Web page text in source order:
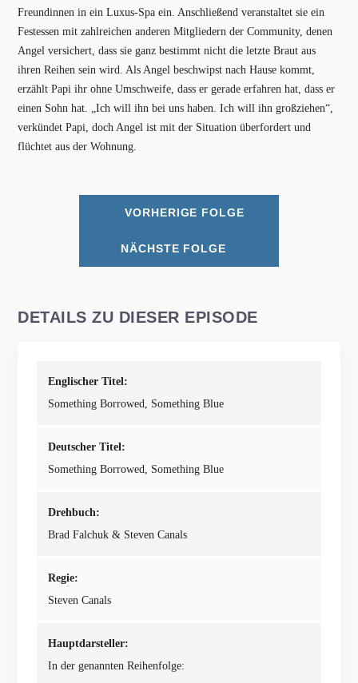
Freundinnen in ein Luxus-Spa ein. Anschließend veranstaltet sie ein
Festessen mit zahlreichen anderen Mitgliedern der Community, denen
Angel versichert, dass sie ganz bestimmt nicht die letzte Braut aus
ihren Reihen sein wird. Als Angel beschwipst nach Hause kommt,
erzählt Papi ihr ohne Umschweife, dass er gerade erfahren hat, dass er
einen Sohn hat. „Ich will ihn bei uns haben. Ich will ihn großziehen“,
verkündet Papi, doch Angel ist mit der Situation überfordert und
flüchtet aus der Wohnung.
VORHERIGE FOLGE
NÄCHSTE FOLGE
DETAILS ZU DIESER EPISODE
Englischer Titel:
Something Borrowed, Something Blue
Deutscher Titel:
Something Borrowed, Something Blue
Drehbuch:
Brad Falchuk & Steven Canals
Regie:
Steven Canals
Hauptdarsteller:
In der genannten Reihenfolge: